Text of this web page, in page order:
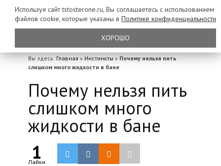
Вы здесь: Главная » Инстинкты » Почему нельзя пить
слишком много жидкости в бане
Почему нельзя пить
слишком много
жидкости в бане
1
Лайки
Используя сайт tstosterone.ru, Вы соглашаетесь с использованием
файлов cookie, которые указаны в Политике конфиденциальности
ХОРОШО